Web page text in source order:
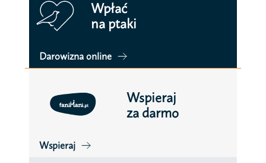
Wpłać
na ptaki
Darowizna online
Wspieraj
za darmo
Wspieraj